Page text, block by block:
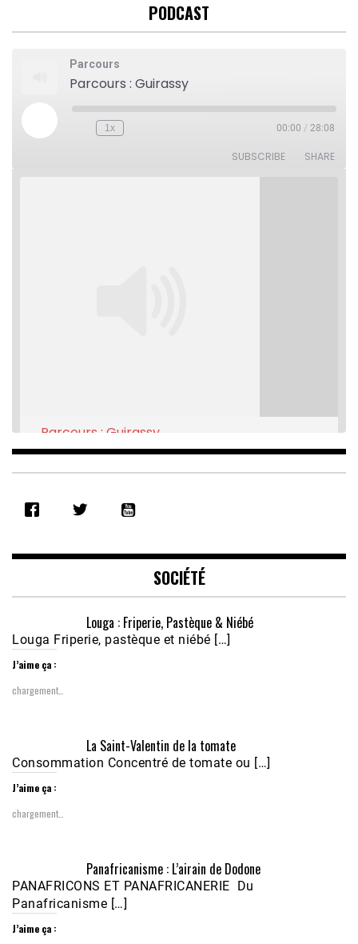
PODCAST
Parcours
Parcours : Guirassy
Play
Episode
Rewind
1x 00:00 / 28:08
SUBSCRIBE SHARE
RSS FEED
EMBED
Parcours : Guirassy
Feb 16, 2021 • 28:08
Nobana (Podologue)
Feb 24, 2021 • 28mn
SOCIÉTÉ
Louga : Friperie, Pastèque & Niébé
Louga Friperie, pastèque et niébé […]
J’aime ça :
chargement…
La Saint-Valentin de la tomate
Consommation Concentré de tomate ou […]
J’aime ça :
chargement…
Panafricanisme : L’airain de Dodone
PANAFRICONS ET PANAFRICANERIE Du
Panafricanisme […]
J’aime ça :